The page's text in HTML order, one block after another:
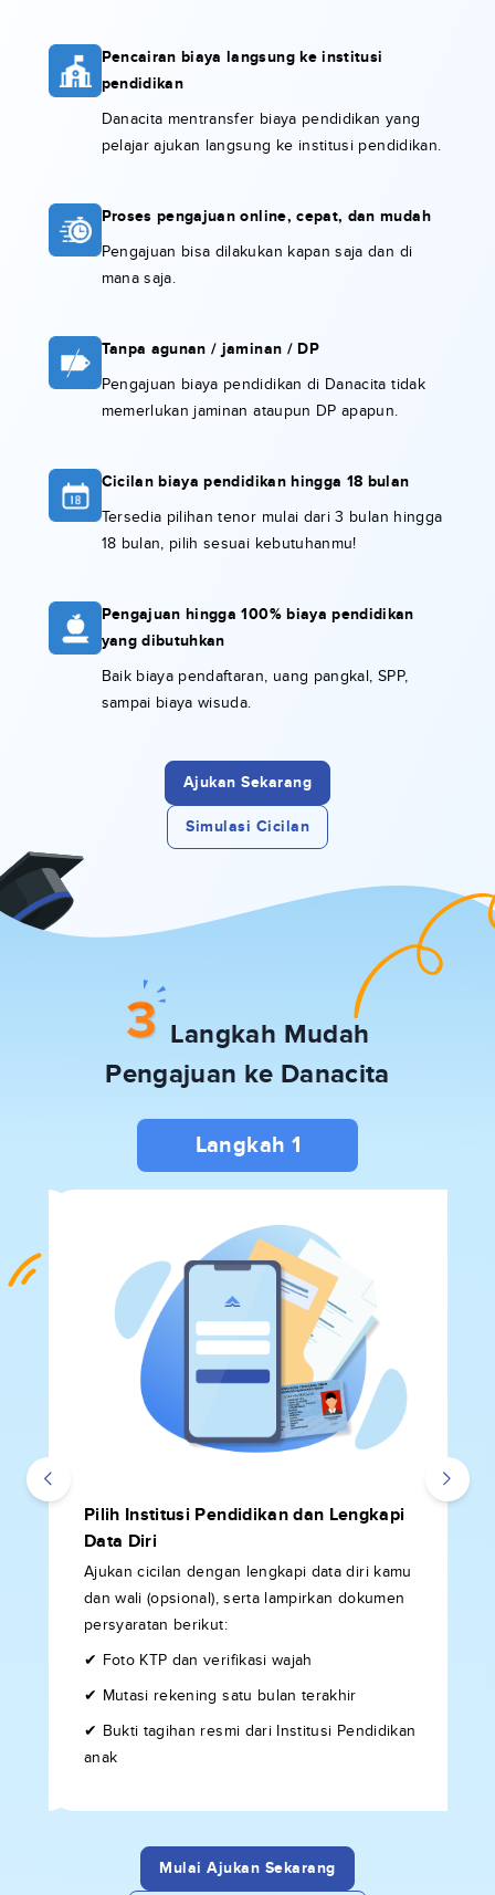
Pencairan biaya langsung ke institusi
pendidikan
Danacita mentransfer biaya pendidikan yang
pelajar ajukan langsung ke institusi pendidikan.
Proses pengajuan online, cepat, dan mudah
Pengajuan bisa dilakukan kapan saja dan di
mana saja.
Tanpa agunan / jaminan / DP
Pengajuan biaya pendidikan di Danacita tidak
memerlukan jaminan ataupun DP apapun.
Cicilan biaya pendidikan hingga 18 bulan
Tersedia pilihan tenor mulai dari 3 bulan hingga
18 bulan, pilih sesuai kebutuhanmu!
Pengajuan hingga 100% biaya pendidikan
yang dibutuhkan
Baik biaya pendaftaran, uang pangkal, SPP,
sampai biaya wisuda.
Ajukan Sekarang
Simulasi Cicilan
Langkah Mudah
Pengajuan ke Danacita
Langkah 1
Pilih Institusi Pendidikan dan Lengkapi
Data Diri
Ajukan cicilan dengan lengkapi data diri kamu
dan wali (opsional), serta lampirkan dokumen
persyaratan berikut:
✔ Foto KTP dan verifikasi wajah
✔ Mutasi rekening satu bulan terakhir
✔ Bukti tagihan resmi dari Institusi Pendidikan
anak
Mulai Ajukan Sekarang